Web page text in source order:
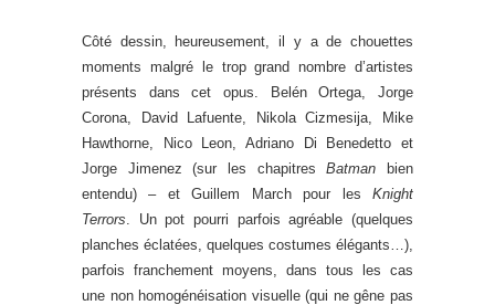
Côté dessin, heureusement, il y a de chouettes
moments malgré le trop grand nombre d’artistes
présents dans cet opus. Belén Ortega, Jorge
Corona, David Lafuente, Nikola Cizmesija, Mike
Hawthorne, Nico Leon, Adriano Di Benedetto et
Jorge Jimenez (sur les chapitresBatman bien
entendu) – et Guillem March pour les Knight
Terrors . Un pot pourri parfois agréable (quelques
planches éclatées, quelques costumes élégants…),
parfois franchement moyens, dans tous les cas
une non homogénéisation visuelle (qui ne gêne pas